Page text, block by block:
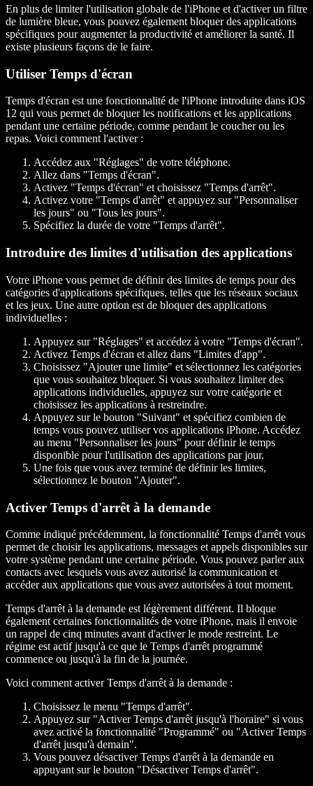
En plus de limiter l'utilisation globale de l'iPhone et d'activer un filtre
de lumière bleue, vous pouvez également bloquer des applications
spécifiques pour augmenter la productivité et améliorer la santé. Il
existe plusieurs façons de le faire.
Utiliser Temps d'écran
Temps d'écran est une fonctionnalité de l'iPhone introduite dans iOS
12 qui vous permet de bloquer les notifications et les applications
pendant une certaine période, comme pendant le coucher ou les
repas. Voici comment l'activer :
Accédez aux "Réglages" de votre téléphone.
Allez dans "Temps d'écran".
Activez "Temps d'écran" et choisissez "Temps d'arrêt".
Activez votre "Temps d'arrêt" et appuyez sur "Personnaliser
les jours" ou "Tous les jours".
Spécifiez la durée de votre "Temps d'arrêt".
Introduire des limites d'utilisation des applications
Votre iPhone vous permet de définir des limites de temps pour des
catégories d'applications spécifiques, telles que les réseaux sociaux
et les jeux. Une autre option est de bloquer des applications
individuelles :
Appuyez sur "Réglages" et accédez à votre "Temps d'écran".
Activez Temps d'écran et allez dans "Limites d'app".
Choisissez "Ajouter une limite" et sélectionnez les catégories
que vous souhaitez bloquer. Si vous souhaitez limiter des
applications individuelles, appuyez sur votre catégorie et
choisissez les applications à restreindre.
Appuyez sur le bouton "Suivant" et spécifiez combien de
temps vous pouvez utiliser vos applications iPhone. Accédez
au menu "Personnaliser les jours" pour définir le temps
disponible pour l'utilisation des applications par jour.
Une fois que vous avez terminé de définir les limites,
sélectionnez le bouton "Ajouter".
Activer Temps d'arrêt à la demande
Comme indiqué précédemment, la fonctionnalité Temps d'arrêt vous
permet de choisir les applications, messages et appels disponibles sur
votre système pendant une certaine période. Vous pouvez parler aux
contacts avec lesquels vous avez autorisé la communication et
accéder aux applications que vous avez autorisées à tout moment.
Temps d'arrêt à la demande est légèrement différent. Il bloque
également certaines fonctionnalités de votre iPhone, mais il envoie
un rappel de cinq minutes avant d'activer le mode restreint. Le
régime est actif jusqu'à ce que le Temps d'arrêt programmé
commence ou jusqu'à la fin de la journée.
Voici comment activer Temps d'arrêt à la demande :
Choisissez le menu "Temps d'arrêt".
Appuyez sur "Activer Temps d'arrêt jusqu'à l'horaire" si vous
avez activé la fonctionnalité "Programmé" ou "Activer Temps
d'arrêt jusqu'à demain".
Vous pouvez désactiver Temps d'arrêt à la demande en
appuyant sur le bouton "Désactiver Temps d'arrêt".